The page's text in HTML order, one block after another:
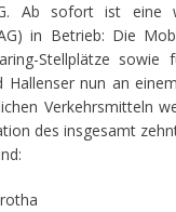
Ab sofort ist eine
in Betrieb: Die
Stellplätze
Hallenser nun an
Verkehrsmitteln
des insgesamt